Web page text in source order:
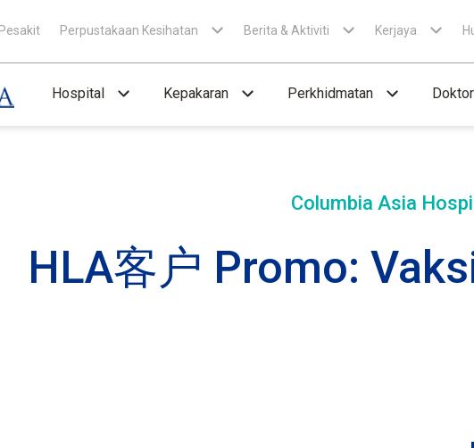
Perpustakaan Kesihatan Berita & Aktiviti Kerjaya
Hospital Kepakaran Perkhidmatan Doktor
Columbia Asia
HLA客户 Promo: